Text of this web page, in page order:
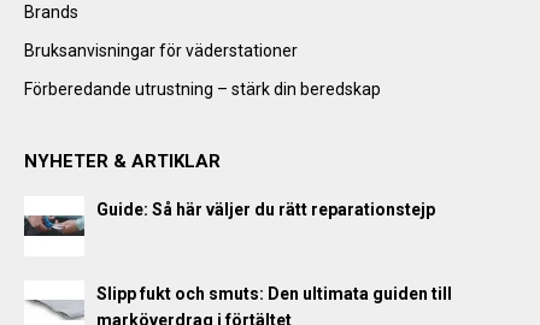
Brands
Bruksanvisningar för väderstationer
Förberedande utrustning – stärk din beredskap
NYHETER & ARTIKLAR
Guide: Så här väljer du rätt reparationstejp
Slipp fukt och smuts: Den ultimata guiden till
marköverdrag i förtältet